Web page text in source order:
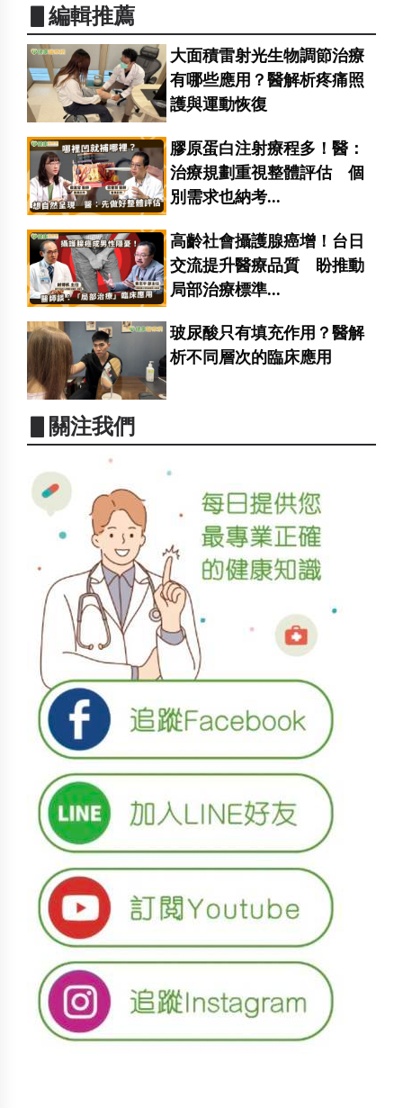
▋編輯推薦
大面積雷射光生物調節治療
有哪些應用？醫解析疼痛照
護與運動恢復
膠原蛋白注射療程多！醫：
治療規劃重視整體評估 個
別需求也納考...
高齡社會攝護腺癌增！台日
交流提升醫療品質 盼推動
局部治療標準...
玻尿酸只有填充作用？醫解
析不同層次的臨床應用
▋關注我們